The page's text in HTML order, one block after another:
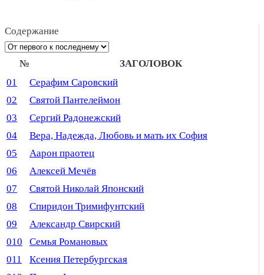
Содержание
№
ЗАГОЛОВОК
01
Серафим Саровский
02
Святой Пантелеймон
03
Сергий Радонежский
04
Вера, Надежда, Любовь и мать их София
05
Аарон праотец
06
Алексей Мечёв
07
Святой Николай Японский
08
Спиридон Тримифунтский
09
Александр Свирский
010
Семья Романовых
011
Ксения Петербургская